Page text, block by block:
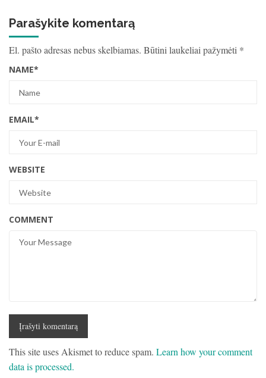
Parašykite komentarą
El. pašto adresas nebus skelbiamas. Būtini laukeliai pažymėti *
NAME*
EMAIL*
WEBSITE
COMMENT
This site uses Akismet to reduce spam. Learn how your comment
data is processed.